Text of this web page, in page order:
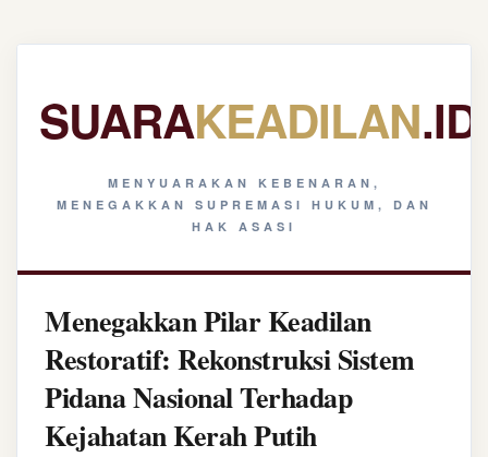
SUARAKEADILAN.ID
MENYUARAKAN KEBENARAN,
MENEGAKKAN SUPREMASI HUKUM, DAN
HAK ASASI
Menegakkan Pilar Keadilan
Restoratif: Rekonstruksi Sistem
Pidana Nasional Terhadap
Kejahatan Kerah Putih